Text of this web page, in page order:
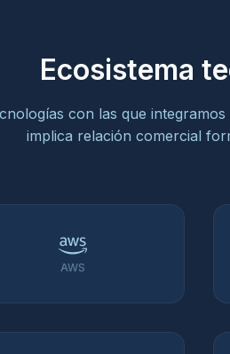
Ecosistema
con las que
implica relación comercial
AWS